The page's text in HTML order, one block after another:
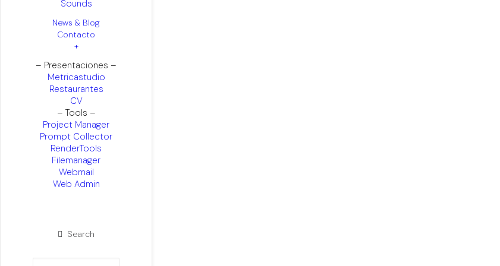
Sounds
News & Blog
Contacto
+
– Presentaciones –
Metricastudio
Restaurantes
CV
– Tools –
Project Manager
Prompt Collector
RenderTools
Filemanager
Webmail
Web Admin
Search